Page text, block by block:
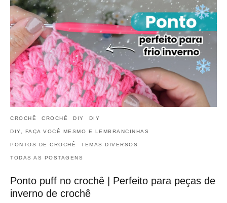
CROCHÊ CROCHÊ DIY DIY
DIY, FAÇA VOCÊ MESMO E LEMBRANCINHAS
PONTOS DE CROCHÊ TEMAS DIVERSOS
TODAS AS POSTAGENS
Ponto puff no crochê | Perfeito para peças de
inverno de crochê